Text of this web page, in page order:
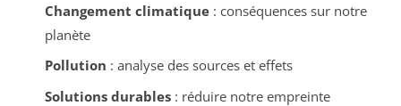
Changement climatique: conséquences sur notre
planète
Pollution : analyse des sources et effets
Solutions durables: réduire notre empreinte